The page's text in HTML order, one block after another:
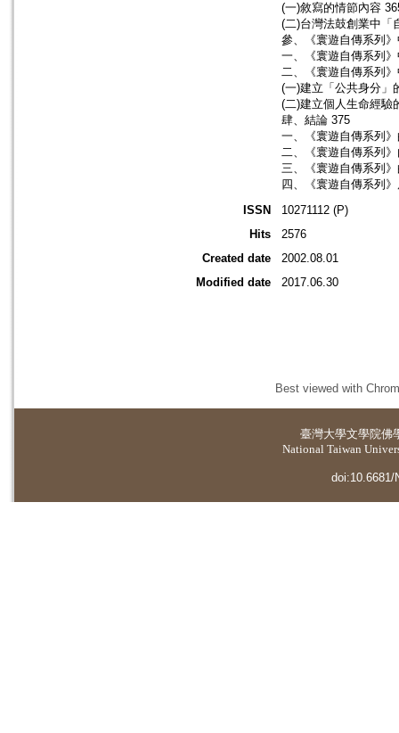
(一)敘寫的情節內容
(二)台灣法鼓創業中「
參、《寰遊自傳系列
一、《寰遊自傳系列
二、《寰遊自傳系列
(一)建立「公共身分」
(二)建立個人生命經驗
肆、結論 375
一、《寰遊自傳系列
二、《寰遊自傳系列
三、《寰遊自傳系列
四、《寰遊自傳系列
ISSN
10271112 (P)
Hits
2576
Created date
2002.08.01
Modified date
2017.06.30
Best viewed with
臺灣大學文學院佛
National Taiwan
doi:10.6681/